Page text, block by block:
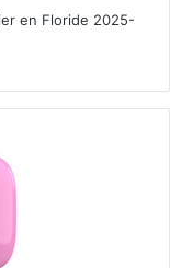
en Floride 2025-